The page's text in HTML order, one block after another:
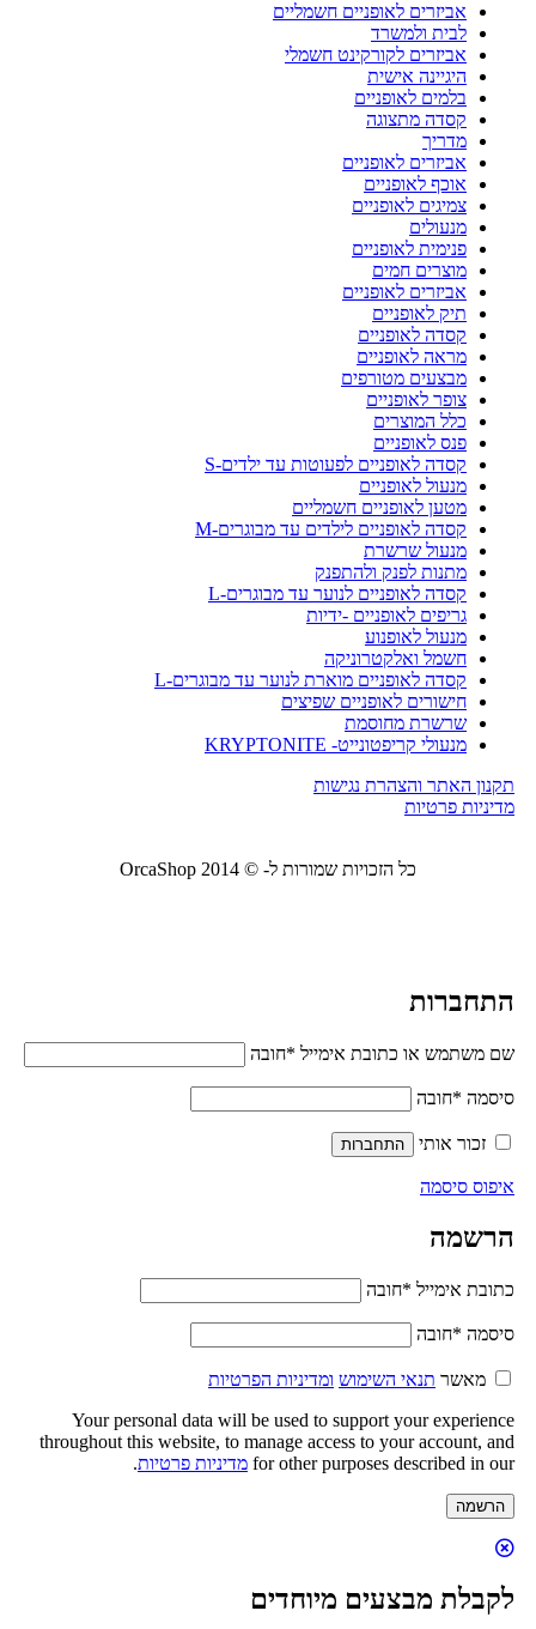
אביזרים לאופניים חשמליים
לבית ולמשרד
אביזרים לקורקינט חשמלי
היגיינה אישית
בלמים לאופניים
קסדה מתצוגה
מדריך
אביזרים לאופניים
אוכף לאופניים
צמיגים לאופניים
מנעולים
פנימית לאופניים
מוצרים חמים
אביזרים לאופניים
תיק לאופניים
קסדה לאופניים
מראה לאופניים
מבצעים מטורפים
צופר לאופניים
כלל המוצרים
פנס לאופניים
קסדה לאופניים לפעוטות עד ילדים-S
מנעול לאופניים
מטען לאופניים חשמליים
קסדה לאופניים לילדים עד מבוגרים-M
מנעול שרשרת
מתנות לפנק ולהתפנק
קסדה לאופניים לנוער עד מבוגרים-L
גריפים לאופניים -ידיות
מנעול לאופנוע
חשמל ואלקטרוניקה
קסדה לאופניים מוארת לנוער עד מבוגרים-L
חישורים לאופניים שפיצים
שרשרת מחוסמת
מנעולי קריפטונייט- KRYPTONITE
תקנון האתר והצהרת נגישות
מדיניות פרטיות
כל הזכויות שמורות ל- © 2014 OrcaShop
התחברות
שם משתמש או כתובת אימייל *חובה
סיסמה *חובה
זכור אותי התחברות
איפוס סיסמה
הרשמה
כתובת אימייל *חובה
סיסמה *חובה
מאשר תנאי השימוש ומדיניות הפרטיות
Your personal data will be used to support your experience
throughout this website, to manage access to your account, and
for other purposes described in our מדיניות פרטיות.
הרשמה
לקבלת מבצעים מיוחדים